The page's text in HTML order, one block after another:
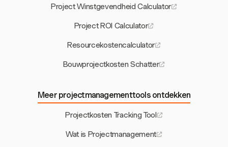
Project Winstgevendheid Calculator
Project ROI Calculator
Resourcekostencalculator
Bouwprojectkosten Schatter
Meer projectmanagementtools ontdekken
Projectkosten Tracking Tool
Wat is Projectmanagement